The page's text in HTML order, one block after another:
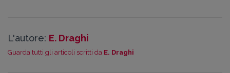
L'autore: E. Draghi
Guarda tutti gli articoli scritti da E. Draghi